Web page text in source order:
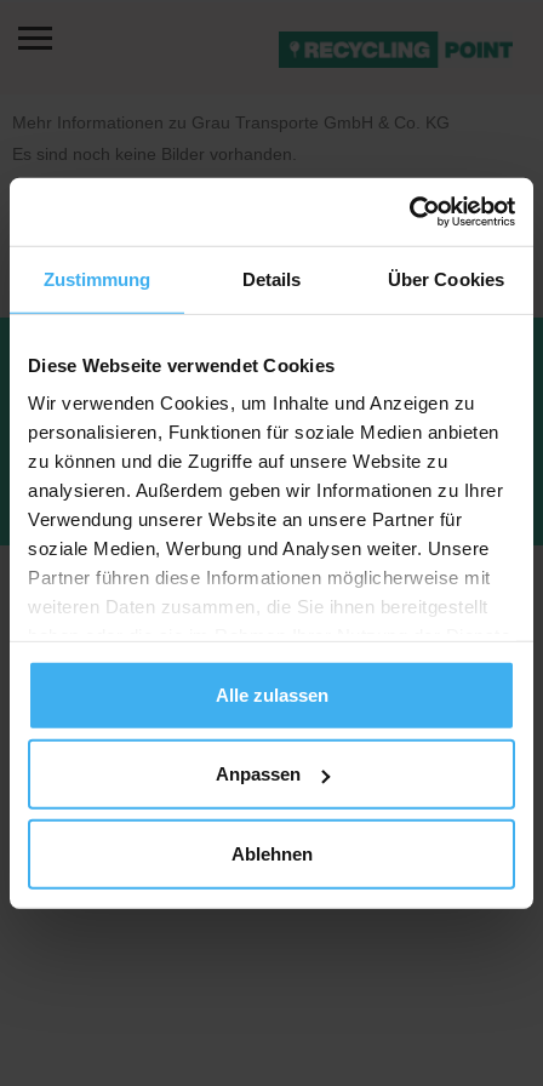
Zustimmung Details Über Cookies
Diese Webseite verwendet Cookies
Wir verwenden Cookies, um Inhalte und Anzeigen zu
personalisieren, Funktionen für soziale Medien anbieten
zu können und die Zugriffe auf unsere Website zu
analysieren. Außerdem geben wir Informationen zu Ihrer
Verwendung unserer Website an unsere Partner für
soziale Medien, Werbung und Analysen weiter. Unsere
Partner führen diese Informationen möglicherweise mit
weiteren Daten zusammen, die Sie ihnen bereitgestellt
gesammelt haben.
Alle zulassen
Anpassen
Ablehnen
Mehr Informationen zu Grau Transporte GmbH & Co. KG
Es sind noch keine Bilder vorhanden.
Datenschu
Impressu
Copyright © 2023 Recyclingpoint